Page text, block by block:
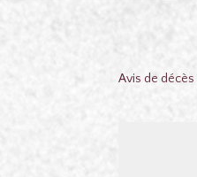
Avis de décès